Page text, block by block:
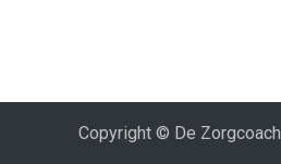
Copyright © De Zorgcoach